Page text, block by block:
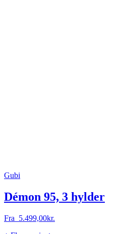
Gubi
Démon 95, 3 hylder
Fra 5.499,00kr.